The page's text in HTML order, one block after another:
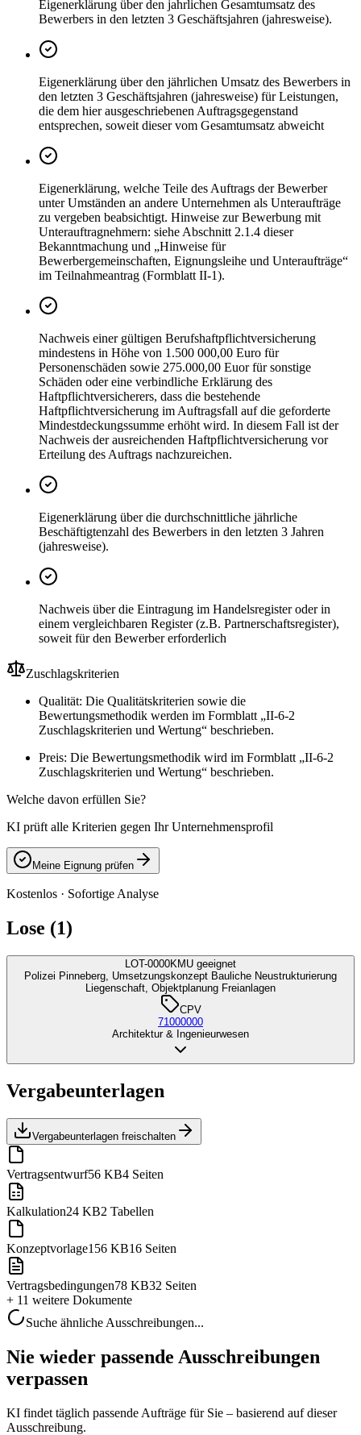
Eigenerklärung über den jahrlichen Gesamtumsatz des
Bewerbers in den letzten 3 Geschäftsjahren (jahresweise).
Eigenerklärung über den jährlichen Umsatz des Bewerbers in
den letzten 3 Geschäftsjahren (jahresweise) für Leistungen,
die dem hier ausgeschriebenen Auftragsgegenstand
entsprechen, soweit dieser vom Gesamtumsatz abweicht
Eigenerklärung, welche Teile des Auftrags der Bewerber
unter Umständen an andere Unternehmen als Unteraufträge
zu vergeben beabsichtigt. Hinweise zur Bewerbung mit
Unterauftragnehmern: siehe Abschnitt 2.1.4 dieser
Bekanntmachung und „Hinweise für
Bewerbergemeinschaften, Eignungsleihe und Unteraufträge“
im Teilnahmeantrag (Formblatt II-1).
Nachweis einer gültigen Berufshaftpflichtversicherung
mindestens in Höhe von 1.500 000,00 Euro für
Personenschäden sowie 275.000,00 Euor für sonstige
Schäden oder eine verbindliche Erklärung des
Haftpflichtversicherers, dass die bestehende
Haftpflichtversicherung im Auftragsfall auf die geforderte
Mindestdeckungssumme erhöht wird. In diesem Fall ist der
Nachweis der ausreichenden Haftpflichtversicherung vor
Erteilung des Auftrags nachzureichen.
Eigenerklärung über die durchschnittliche jährliche
Beschäftigtenzahl des Bewerbers in den letzten 3 Jahren
(jahresweise).
Nachweis über die Eintragung im Handelsregister oder in
einem vergleichbaren Register (z.B. Partnerschaftsregister),
soweit für den Bewerber erforderlich
Zuschlagskriterien
Qualität: Die Qualitätskriterien sowie die
Bewertungsmethodik werden im Formblatt „II-6-2
Zuschlagskriterien und Wertung“ beschrieben.
Preis: Die Bewertungsmethodik wird im Formblatt „II-6-2
Zuschlagskriterien und Wertung“ beschrieben.
Welche davon erfüllen Sie?
KI prüft alle Kriterien gegen Ihr Unternehmensprofil
Meine Eignung prüfen
Kostenlos · Sofortige Analyse
Lose (1)
LOT-0000KMU geeignet
Polizei Pinneberg, Umsetzungskonzept Bauliche Neustrukturierung
Liegenschaft, Objektplanung Freianlagen
CPV
71000000
Architektur & Ingenieurwesen
Vergabeunterlagen
Vergabeunterlagen freischalten
Vertragsentwurf56 KB4 Seiten
Kalkulation24 KB2 Tabellen
Konzeptvorlage156 KB16 Seiten
Vertragsbedingungen78 KB32 Seiten
+ 11 weitere Dokumente
Suche ähnliche Ausschreibungen...
Nie wieder passende Ausschreibungen
verpassen
KI findet täglich passende Aufträge für Sie – basierend auf dieser
Ausschreibung.